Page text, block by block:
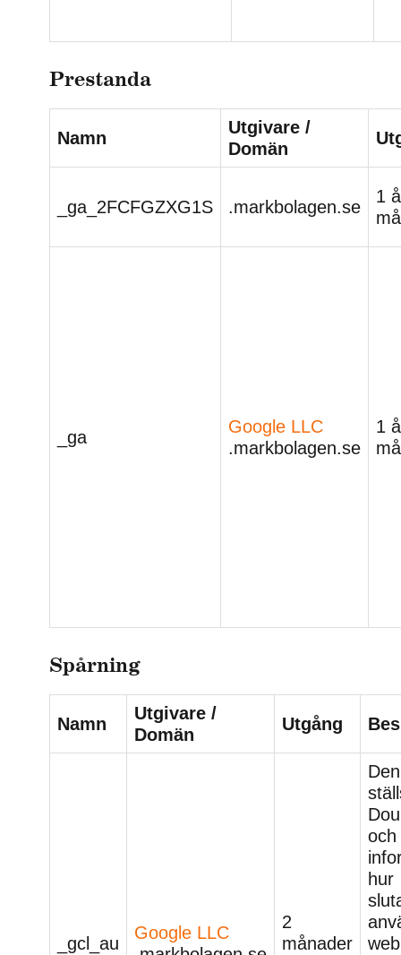
Prestanda
Namn
Utgivare /
Domän
_ga_2FCFGZXG1S .markbolagen.se
1
_ga
Google LLC
.markbolagen.se
1
Spårning
Namn
Utgivare /
Domän
Utgång
_gcl_au
Google LLC
2
månader
och
hur